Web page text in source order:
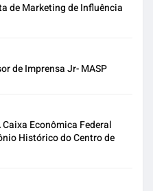
de Marketing de Influência
de Imprensa Jr- MASP
Econômica Federal
Histórico do Centro de